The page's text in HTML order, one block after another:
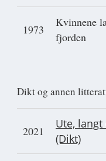
1973
Kvinnene
fjorden
Dikt og annen
2021
Ute,
(Dikt)